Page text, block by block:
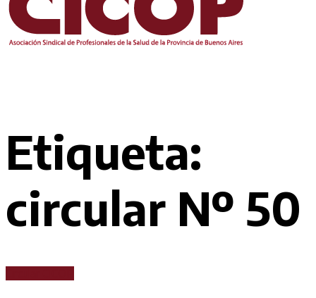
Etiqueta:
circular Nº 50